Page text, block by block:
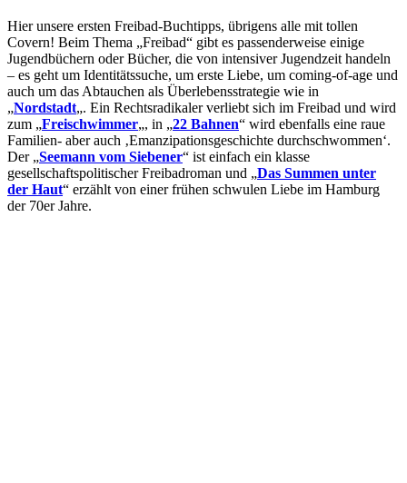
Hier unsere ersten Freibad-Buchtipps, übrigens alle mit tollen
Covern! Beim Thema „Freibad“ gibt es passenderweise einige
Jugendbüchern oder Bücher, die von intensiver Jugendzeit handeln
– es geht um Identitätssuche, um erste Liebe, um coming-of-age und
auch um das Abtauchen als Überlebensstrategie wie in
„Nordstadt„. Ein Rechtsradikaler verliebt sich im Freibad und wird
zum „Freischwimmer„, in „22 Bahnen“ wird ebenfalls eine raue
Familien- aber auch ‚Emanzipationsgeschichte durchschwommen‘.
Der „Seemann vom Siebener“ ist einfach ein klasse
gesellschaftspolitischer Freibadroman und „Das Summen unter
der Haut“ erzählt von einer frühen schwulen Liebe im Hamburg
der 70er Jahre.